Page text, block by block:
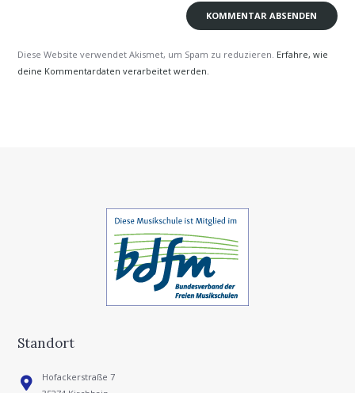
Diese Website verwendet Akismet, um Spam zu reduzieren. Erfahre, wie
deine Kommentardaten verarbeitet werden.
Standort
Hofackerstraße 7